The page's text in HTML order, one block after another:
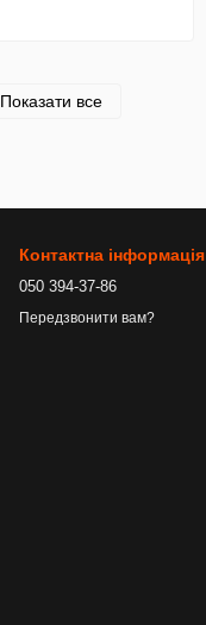
Показати все
Контактна інформація
050 394-37-86
Передзвонити вам?